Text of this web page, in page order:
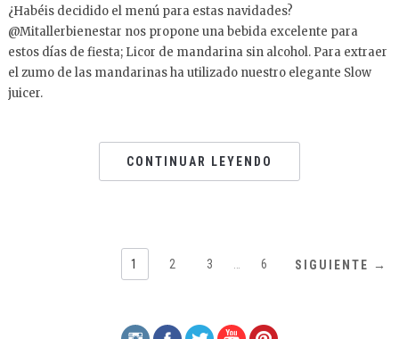
¿Habéis decidido el menú para estas navidades?
@Mitallerbienestar nos propone una bebida excelente para
estos días de fiesta; Licor de mandarina sin alcohol. Para extraer
el zumo de las mandarinas ha utilizado nuestro elegante Slow
juicer.
CONTINUAR LEYENDO
1 2 3 6 SIGUIENTE →